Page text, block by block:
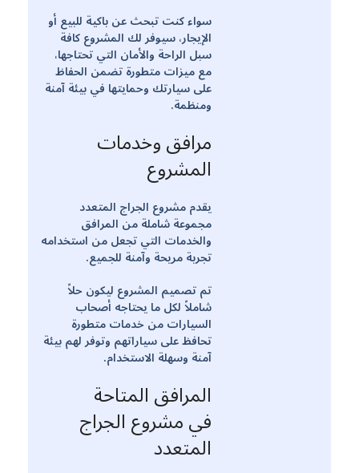
سواء كنت تبحث عن باكية للبيع أو
الإيجار، سيوفر لك المشروع كافة
سبل الراحة والأمان التي تحتاجها،
مع ميزات متطورة تضمن الحفاظ
على سيارتك وحمايتها في بيئة آمنة
ومنظمة.
مرافق وخدمات
المشروع
يقدم مشروع الجراج المتعدد
مجموعة شاملة من المرافق
والخدمات التي تجعل من استخدامه
تجربة مريحة وآمنة للجميع.
تم تصميم المشروع ليكون حلاً
شاملاً لكل ما يحتاجه أصحاب
السيارات من خدمات متطورة
تحافظ على سياراتهم وتوفر لهم بيئة
آمنة وسهلة الاستخدام.
المرافق المتاحة
في مشروع الجراج
المتعدد